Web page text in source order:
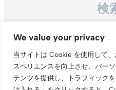
We value your privacy
当サイトは Cookie を使用して
スペリエンスを向上させ、パー
テンツを提供し、トラフィックを
検
Search